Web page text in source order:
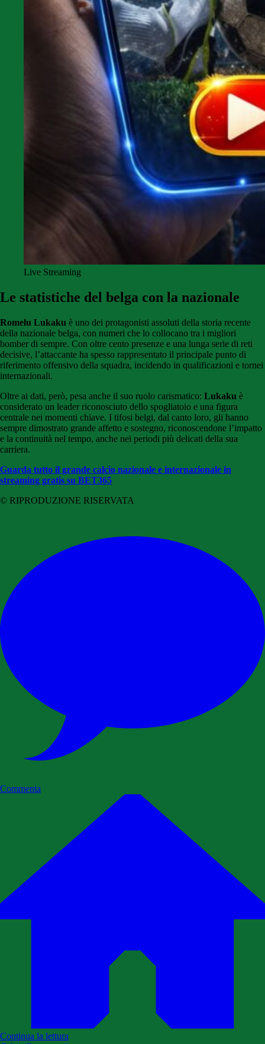
Live Streaming
Le statistiche del belga con la nazionale
Romelu Lukaku è uno dei protagonisti assoluti della storia recente
della nazionale belga, con numeri che lo collocano tra i migliori
bomber di sempre. Con oltre cento presenze e una lunga serie di reti
decisive, l’attaccante ha spesso rappresentato il principale punto di
riferimento offensivo della squadra, incidendo in qualificazioni e tornei
internazionali.
Oltre ai dati, però, pesa anche il suo ruolo carismatico: Lukaku è
considerato un leader riconosciuto dello spogliatoio e una figura
centrale nei momenti chiave. I tifosi belgi, dal canto loro, gli hanno
sempre dimostrato grande affetto e sostegno, riconoscendone l’impatto
e la continuità nel tempo, anche nei periodi più delicati della sua
carriera.
Guarda tutto il grande calcio nazionale e internazionale in
streaming gratis su BET365
© RIPRODUZIONE RISERVATA
Commenta
Continua la lettura